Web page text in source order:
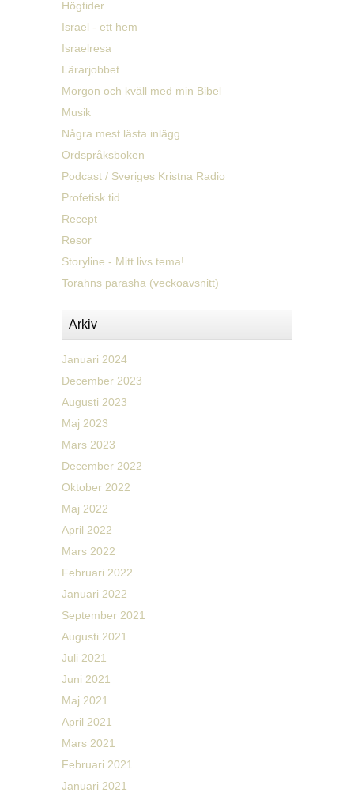
Högtider
Israel - ett hem
Israelresa
Lärarjobbet
Morgon och kväll med min Bibel
Musik
Några mest lästa inlägg
Ordspråksboken
Podcast / Sveriges Kristna Radio
Profetisk tid
Recept
Resor
Storyline - Mitt livs tema!
Torahns parasha (veckoavsnitt)
Arkiv
Januari 2024
December 2023
Augusti 2023
Maj 2023
Mars 2023
December 2022
Oktober 2022
Maj 2022
April 2022
Mars 2022
Februari 2022
Januari 2022
September 2021
Augusti 2021
Juli 2021
Juni 2021
Maj 2021
April 2021
Mars 2021
Februari 2021
Januari 2021